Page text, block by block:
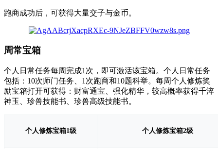
跑商成功后，可获得大量交子与金币。
周常宝箱
个人日常任务每周完成1次，即可激活该宝箱。个人日常任务
包括：10次师门任务、1次跑商和10题科举。每周个人修炼奖
励宝箱打开可获得：财富通宝、强化精华，较高概率获得千淬
神玉、珍兽技能书、珍兽高级技能书。
个人修炼宝箱1级 个人修炼宝箱2级